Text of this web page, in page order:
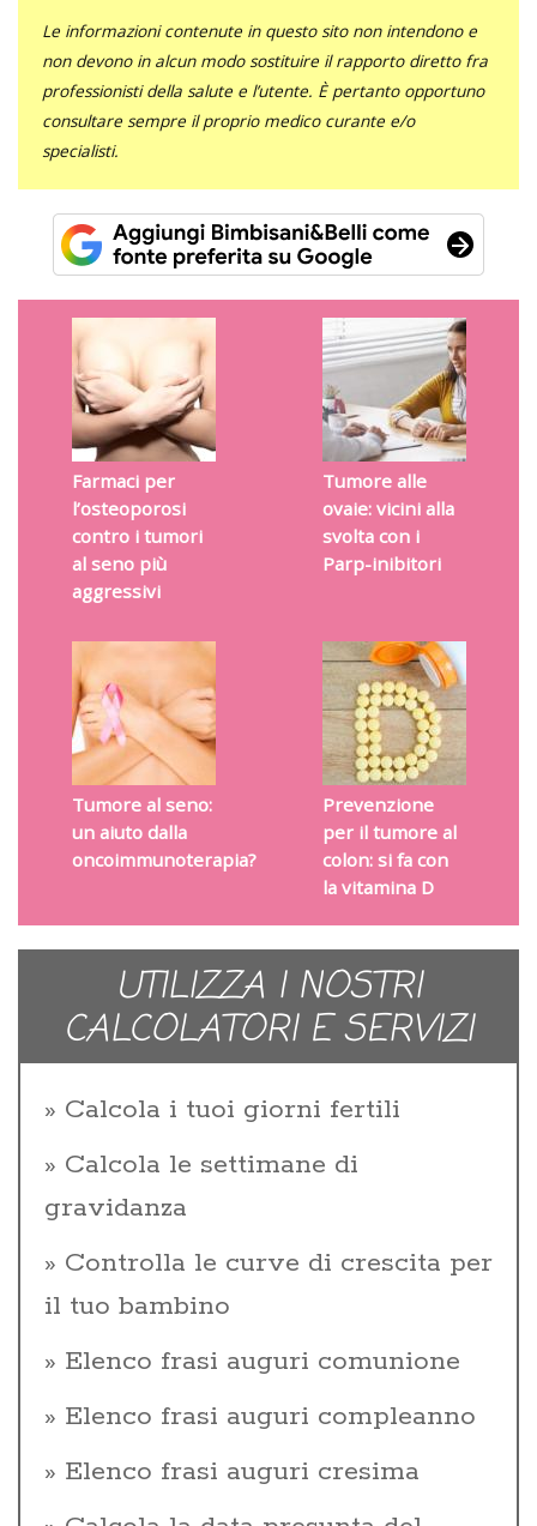
Le informazioni contenute in questo sito non intendono e
non devono in alcun modo sostituire il rapporto diretto fra
professionisti della salute e l’utente. È pertanto opportuno
consultare sempre il proprio medico curante e/o
specialisti.
Farmaci per
l’osteoporosi
contro i tumori
al seno più
aggressivi
Tumore alle
ovaie: vicini alla
svolta con i
Parp-inibitori
Tumore al seno:
un aiuto dalla
oncoimmunoterapia?
Prevenzione
per il tumore al
colon: si fa con
la vitamina D
UTILIZZA I NOSTRI
CALCOLATORI E SERVIZI
Calcola i tuoi giorni fertili
Calcola le settimane di
gravidanza
Controlla le curve di crescita per
il tuo bambino
Elenco frasi auguri comunione
Elenco frasi auguri compleanno
Elenco frasi auguri cresima